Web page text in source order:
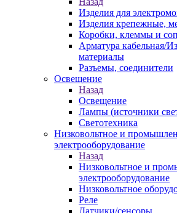
Изделия для
Изделия крепежные,
Коробки, клеммы и
Арматура кабельная/
материалы
Разъемы, соединители
Освещение
Назад
Освещение
Лампы (источники
Светотехника
Низковольтное и
электрооборудование
Назад
Низковольтное и
электрооборудование
Низковольтное
Реле
Датчики/сенсоры